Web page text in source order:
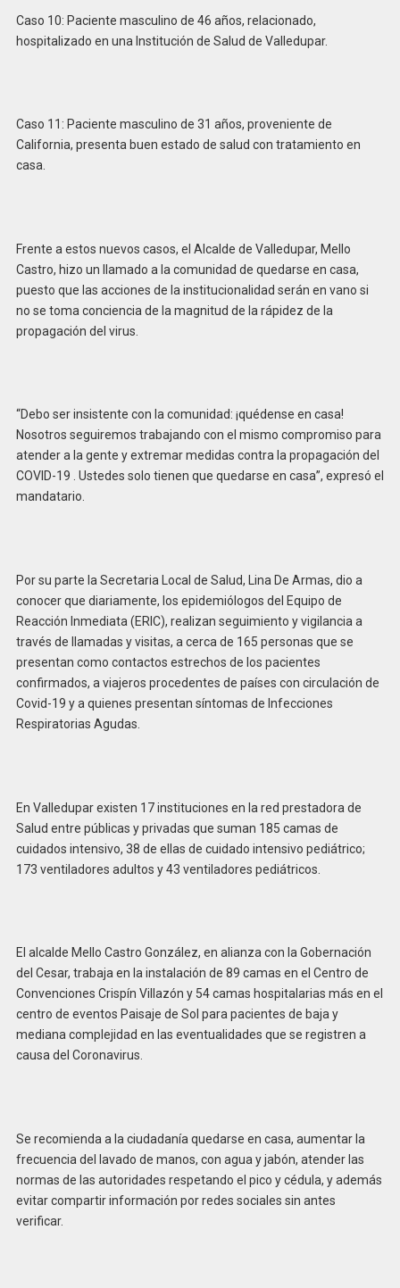
Caso 10: Paciente masculino de 46 años, relacionado,
hospitalizado en una Institución de Salud de Valledupar.
Caso 11: Paciente masculino de 31 años, proveniente de
California, presenta buen estado de salud con tratamiento en
casa.
Frente a estos nuevos casos, el Alcalde de Valledupar, Mello
Castro, hizo un llamado a la comunidad de quedarse en casa,
puesto que las acciones de la institucionalidad serán en vano si
no se toma conciencia de la magnitud de la rápidez de la
propagación del virus.
“Debo ser insistente con la comunidad: ¡quédense en casa!
Nosotros seguiremos trabajando con el mismo compromiso para
atender a la gente y extremar medidas contra la propagación del
COVID-19 . Ustedes solo tienen que quedarse en casa”, expresó el
mandatario.
Por su parte la Secretaria Local de Salud, Lina De Armas, dio a
conocer que diariamente, los epidemiólogos del Equipo de
Reacción Inmediata (ERIC), realizan seguimiento y vigilancia a
través de llamadas y visitas, a cerca de 165 personas que se
presentan como contactos estrechos de los pacientes
confirmados, a viajeros procedentes de países con circulación de
Covid-19 y a quienes presentan síntomas de Infecciones
Respiratorias Agudas.
En Valledupar existen 17 instituciones en la red prestadora de
Salud entre públicas y privadas que suman 185 camas de
cuidados intensivo, 38 de ellas de cuidado intensivo pediátrico;
173 ventiladores adultos y 43 ventiladores pediátricos.
El alcalde Mello Castro González, en alianza con la Gobernación
del Cesar, trabaja en la instalación de 89 camas en el Centro de
Convenciones Crispín Villazón y 54 camas hospitalarias más en el
centro de eventos Paisaje de Sol para pacientes de baja y
mediana complejidad en las eventualidades que se registren a
causa del Coronavirus.
Se recomienda a la ciudadanía quedarse en casa, aumentar la
frecuencia del lavado de manos, con agua y jabón, atender las
normas de las autoridades respetando el pico y cédula, y además
evitar compartir información por redes sociales sin antes
verificar.